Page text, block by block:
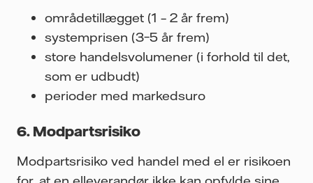
områdetillægget (1 – 2 år frem)
systemprisen (3–5 år frem)
store handelsvolumener (i forhold til det,
som er udbudt)
perioder med markedsuro
6. Modpartsrisiko
Modpartsrisiko ved handel med el er risikoen